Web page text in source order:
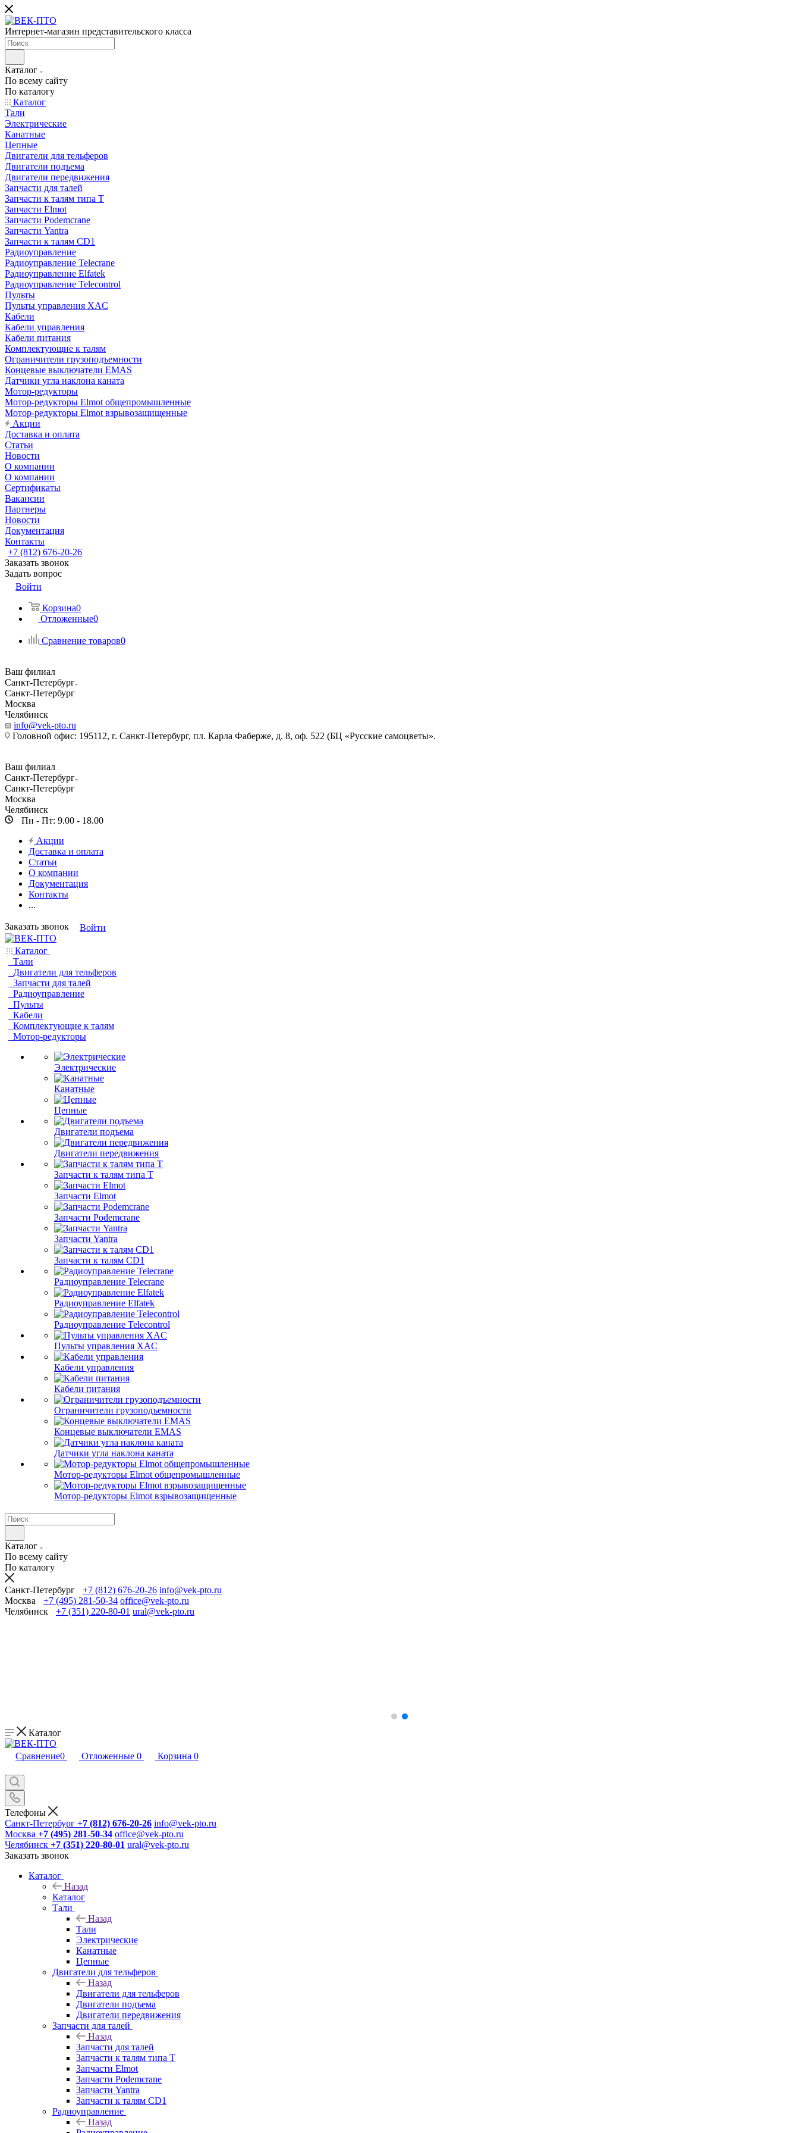
Интернет-магазин представительского класса
Каталог
По всему сайту
По каталогу
Каталог
Тали
Электрические
Канатные
Цепные
Двигатели для тельферов
Двигатели подъема
Двигатели передвижения
Запчасти для талей
Запчасти к талям типа Т
Запчасти Elmot
Запчасти Podemcrane
Запчасти Yantra
Запчасти к талям CD1
Радиоуправление
Радиоуправление Telecrane
Радиоуправление Elfatek
Радиоуправление Telecontrol
Пульты
Пульты управления XAC
Кабели
Кабели управления
Кабели питания
Комплектующие к талям
Ограничители грузоподъемности
Концевые выключатели EMAS
Датчики угла наклона каната
Мотор-редукторы
Мотор-редукторы Elmot общепромышленные
Мотор-редукторы Elmot взрывозащищенные
Акции
Доставка и оплата
Статьи
Новости
О компании
О компании
Сертификаты
Вакансии
Партнеры
Новости
Документация
Контакты
+7 (812) 676-20-26
Заказать звонок
Задать вопрос
Войти
Корзина0
Отложенные0
Сравнение товаров0
Ваш филиал
Санкт-Петербург
Санкт-Петербург
Москва
Челябинск
info@vek-pto.ru
Головной офис: 195112, г. Санкт-Петербург, пл. Карла Фаберже, д. 8, оф. 522 (БЦ «Русские самоцветы».
Ваш филиал
Санкт-Петербург
Санкт-Петербург
Москва
Челябинск
Пн - Пт: 9.00 - 18.00
Акции
Доставка и оплата
Статьи
О компании
Документация
Контакты
...
Заказать звонок Войти
Каталог
Тали
Двигатели для тельферов
Запчасти для талей
Радиоуправление
Пульты
Кабели
Комплектующие к талям
Мотор-редукторы
Электрические
Канатные
Цепные
Двигатели подъема
Двигатели передвижения
Запчасти к талям типа Т
Запчасти Elmot
Запчасти Podemcrane
Запчасти Yantra
Запчасти к талям CD1
Радиоуправление Telecrane
Радиоуправление Elfatek
Радиоуправление Telecontrol
Пульты управления XAC
Кабели управления
Кабели питания
Ограничители грузоподъемности
Концевые выключатели EMAS
Датчики угла наклона каната
Мотор-редукторы Elmot общепромышленные
Мотор-редукторы Elmot взрывозащищенные
Каталог
По всему сайту
По каталогу
Санкт-Петербург +7 (812) 676-20-26 info@vek-pto.ru
Москва
+7 (495) 281-50-34 office@vek-pto.ru
Челябинск
+7 (351) 220-80-01 ural@vek-pto.ru
Каталог
Сравнение0 Отложенные 0 Корзина 0
Телефоны
Санкт-Петербург +7 (812) 676-20-26 info@vek-pto.ru
Москва +7 (495) 281-50-34 office@vek-pto.ru
Челябинск +7 (351) 220-80-01 ural@vek-pto.ru
Заказать звонок
Каталог
Назад
Каталог
Тали
Назад
Тали
Электрические
Канатные
Цепные
Двигатели для тельферов
Назад
Двигатели для тельферов
Двигатели подъема
Двигатели передвижения
Запчасти для талей
Назад
Запчасти для талей
Запчасти к талям типа Т
Запчасти Elmot
Запчасти Podemcrane
Запчасти Yantra
Запчасти к талям CD1
Радиоуправление
Назад